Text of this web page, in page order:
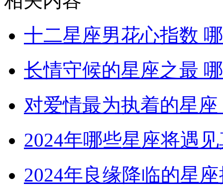
十二星座男花心指数
长情守候的星座之最
对爱情最为执着的星
2024年哪些星座将遇
2024年良缘降临的星